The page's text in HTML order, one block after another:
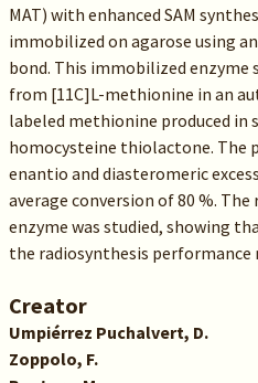
MAT) with enhanced SAM
immobilized on agarose using
bond. This immobilized enzyme
from [11C]L-methionine in an
labeled methionine produced in
homocysteine thiolactone. The
enantio and diasteromeric
average conversion of 80 %.
enzyme was studied, showing
the radiosynthesis performance
Creator
Umpiérrez Puchalvert, D.
Zoppolo, F.